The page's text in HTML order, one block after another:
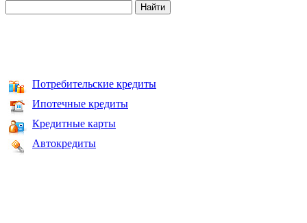
Потребительские кредиты
Ипотечные кредиты
Кредитные карты
Автокредиты